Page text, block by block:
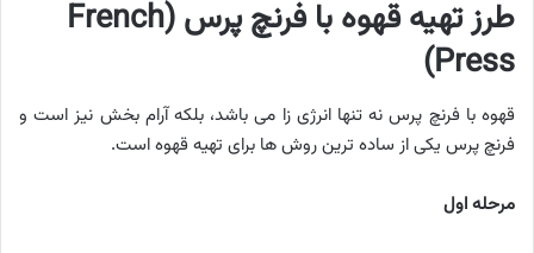
طرز تهیه قهوه با فرنچ پرس (French
Press)
قهوه با فرنچ پرس نه تنها انرژی زا می باشد، بلکه آرام بخش نیز است و
فرنچ پرس یکی از ساده ترین روش ها برای تهیه قهوه است.
مرحله اول